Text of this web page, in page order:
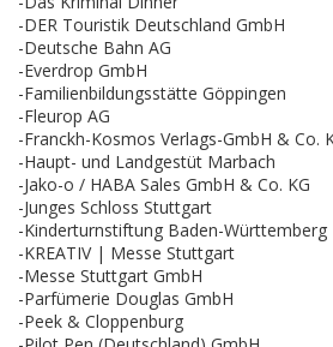
-DER Touristik Deutschland GmbH
-Deutsche Bahn AG
-Everdrop GmbH
-Familienbildungsstätte Göppingen
-Fleurop AG
-Franckh-Kosmos Verlags-GmbH & Co.
-Haupt- und Landgestüt Marbach
-Jako-o / HABA Sales GmbH & Co. KG
-Junges Schloss Stuttgart
-Kinderturnstiftung Baden-Württemberg
-KREATIV | Messe Stuttgart
-Messe Stuttgart GmbH
-Parfümerie Douglas GmbH
-Peek & Cloppenburg